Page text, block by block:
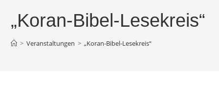
„Koran-Bibel-Lesekreis“
> Veranstaltungen > „Koran-Bibel-Lesekreis“